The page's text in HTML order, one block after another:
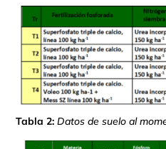
Tabla 2: Datos de suelo al